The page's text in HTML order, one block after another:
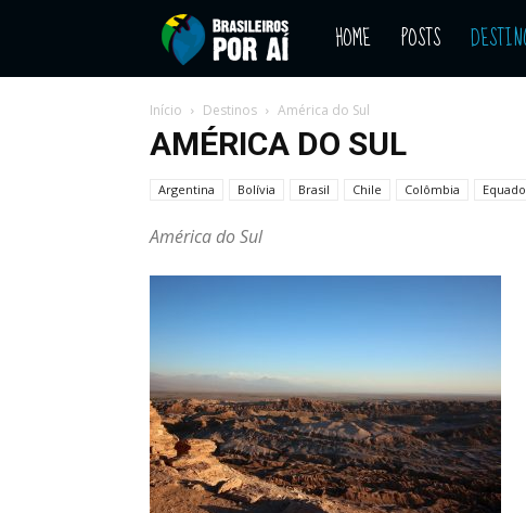
Blog
–
pelo
olhar
HOME POSTS
Início Destinos América do Sul
AMÉRICA DO SUL
Argentina Bolívia Brasil Chile Colômbia
América do Sul